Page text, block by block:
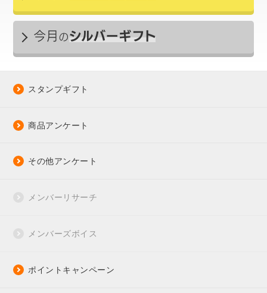
スタンプギフト
商品アンケート
その他アンケート
メンバーリサーチ
メンバーズボイス
ポイントキャンペーン